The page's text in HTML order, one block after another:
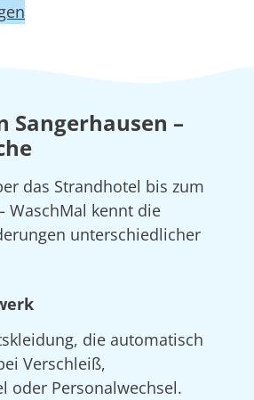
Sangerhausen –
das Strandhotel bis zum
WaschMal kennt die
unterschiedlicher
die automatisch
Verschleiß,
oder Personalwechsel.